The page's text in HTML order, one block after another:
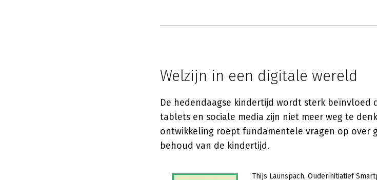
Welzijn in een digitale wereld
De hedendaagse kindertijd wordt sterk beïnvloed
tablets en sociale media zijn niet meer weg te
ontwikkeling roept fundamentele vragen op over
behoud van de kindertijd.
Thijs Launspach Ouderinitiatief